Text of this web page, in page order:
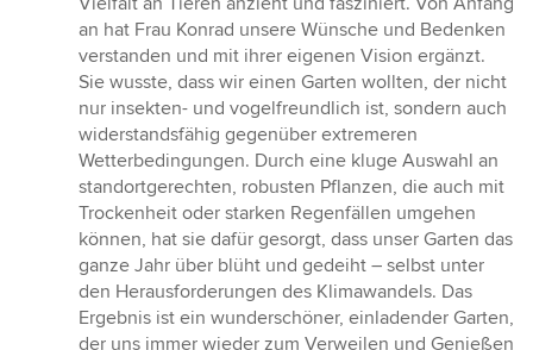
an hat Frau Konrad unsere Wünsche und Bedenken
verstanden und mit ihrer eigenen Vision ergänzt.
Sie wusste, dass wir einen Garten wollten, der nicht
nur insekten- und vogelfreundlich ist, sondern auch
widerstandsfähig gegenüber extremeren
Wetterbedingungen. Durch eine kluge Auswahl an
standortgerechten, robusten Pflanzen, die auch mit
Trockenheit oder starken Regenfällen umgehen
können, hat sie dafür gesorgt, dass unser Garten das
ganze Jahr über blüht und gedeiht – selbst unter
den Herausforderungen des Klimawandels. Das
Ergebnis ist ein wunderschöner, einladender Garten,
der uns immer wieder zum Verweilen und Genießen